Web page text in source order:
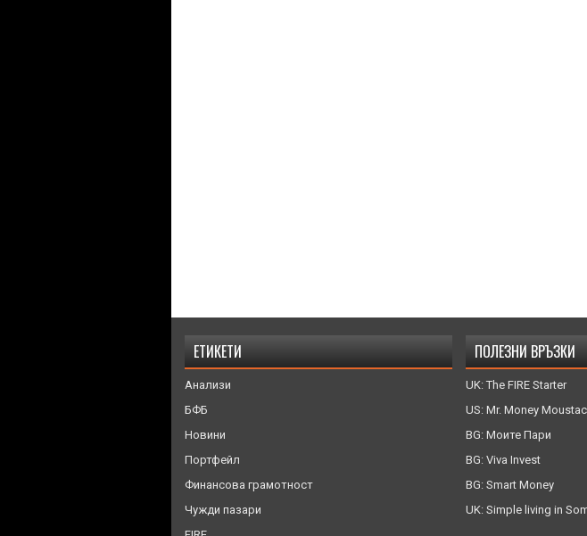
ЕТИКЕТИ
Анализи
БФБ
Новини
Портфейл
Финансова грамотност
Чужди пазари
ПОЛЕЗНИ ВРЪЗКИ
UK: The FIRE Starter
US: Mr. Money
BG: Моите Пари
BG: Viva Invest
BG: Smart Money
UK: Simple living in